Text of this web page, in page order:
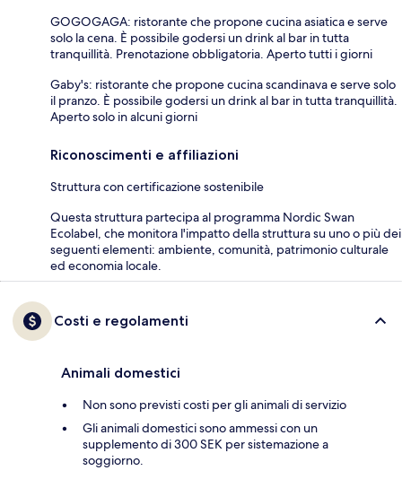
GOGOGAGA: ristorante che propone cucina asiatica e serve
solo la cena. È possibile godersi un drink al bar in tutta
tranquillità. Prenotazione obbligatoria. Aperto tutti i giorni
Gaby's: ristorante che propone cucina scandinava e serve solo
il pranzo. È possibile godersi un drink al bar in tutta tranquillità.
Aperto solo in alcuni giorni
Riconoscimenti e affiliazioni
Struttura con certificazione sostenibile
Questa struttura partecipa al programma Nordic Swan
Ecolabel, che monitora l'impatto della struttura su uno o più dei
seguenti elementi: ambiente, comunità, patrimonio culturale
ed economia locale.
Costi e regolamenti
Animali domestici
Non sono previsti costi per gli animali di servizio
Gli animali domestici sono ammessi con un
supplemento di 300 SEK per sistemazione a
soggiorno.